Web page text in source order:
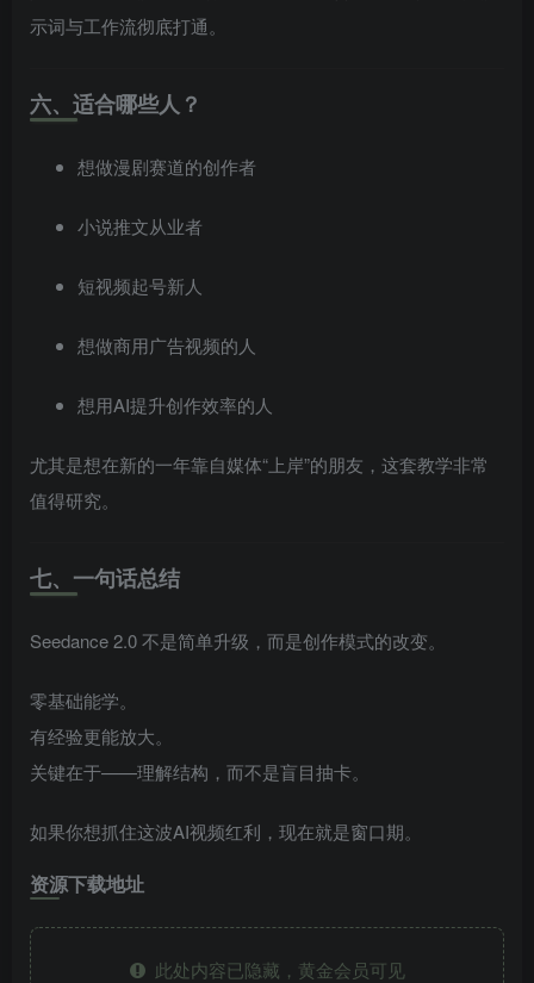
示词与工作流彻底打通。
六、适合哪些人？
想做漫剧赛道的创作者
小说推文从业者
短视频起号新人
想做商用广告视频的人
想用AI提升创作效率的人
尤其是想在新的一年靠自媒体“上岸”的朋友，这套教学非常
值得研究。
七、一句话总结
Seedance 2.0 不是简单升级，而是创作模式的改变。
零基础能学。
有经验更能放大。
关键在于——理解结构，而不是盲目抽卡。
如果你想抓住这波AI视频红利，现在就是窗口期。
资源下载地址
此处内容已隐藏，黄金会员可见